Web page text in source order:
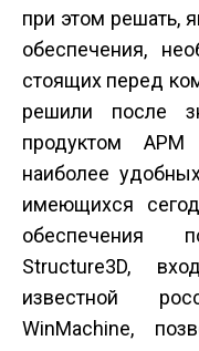
при этом решать,
обеспечения,
стоящих перед
решили после
продуктом
наиболее
имеющихся
обеспечения
Structure3D,
известной
WinMachine,